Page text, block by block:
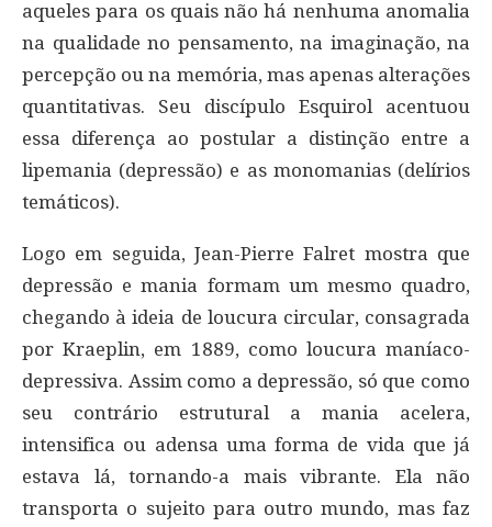
aqueles para os quais não há nenhuma anomalia
na qualidade no pensamento, na imaginação, na
percepção ou na memória, mas apenas alterações
quantitativas. Seu discípulo Esquirol acentuou
essa diferença ao postular a distinção entre a
lipemania (depressão) e as monomanias (delírios
temáticos).
Logo em seguida, Jean-Pierre Falret mostra que
depressão e mania formam um mesmo quadro,
chegando à ideia de loucura circular, consagrada
por Kraeplin, em 1889, como loucura maníaco-
depressiva. Assim como a depressão, só que como
seu contrário estrutural a mania acelera,
intensifica ou adensa uma forma de vida que já
estava lá, tornando-a mais vibrante. Ela não
transporta o sujeito para outro mundo, mas faz